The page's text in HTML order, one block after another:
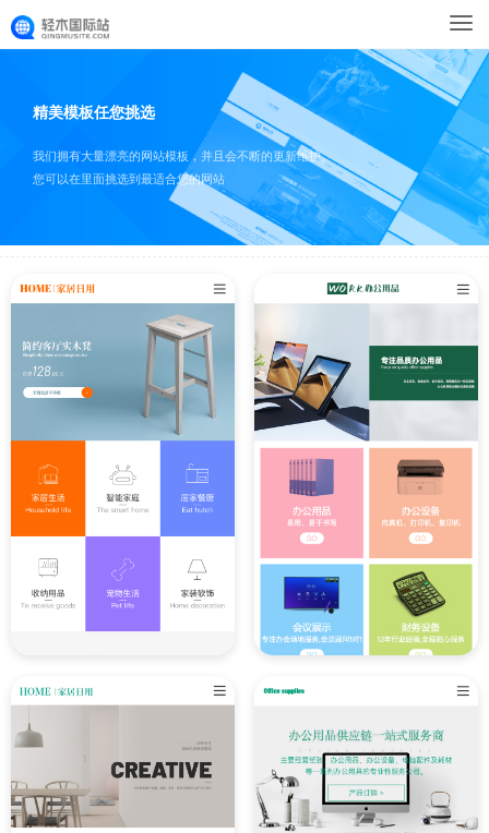
精美模板任您挑选
我们拥有大量漂亮的网站模板，并且会不断的更新维护。
您可以在里面挑选到最适合您的网站